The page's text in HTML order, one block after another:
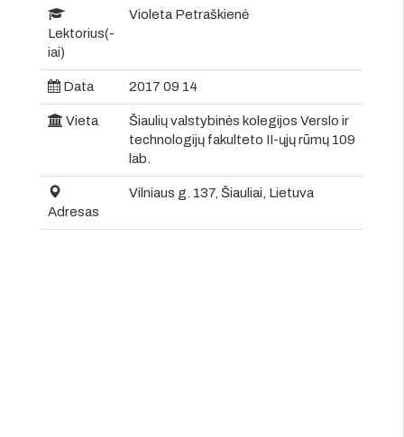
Lektorius(-
iai)
Violeta Petraškienė
Data 2017 09 14
Vieta
Šiaulių valstybinės kolegijos Verslo ir
technologijų fakulteto II-ųjų rūmų 109
lab.
Adresas
Vilniaus g. 137, Šiauliai, Lietuva